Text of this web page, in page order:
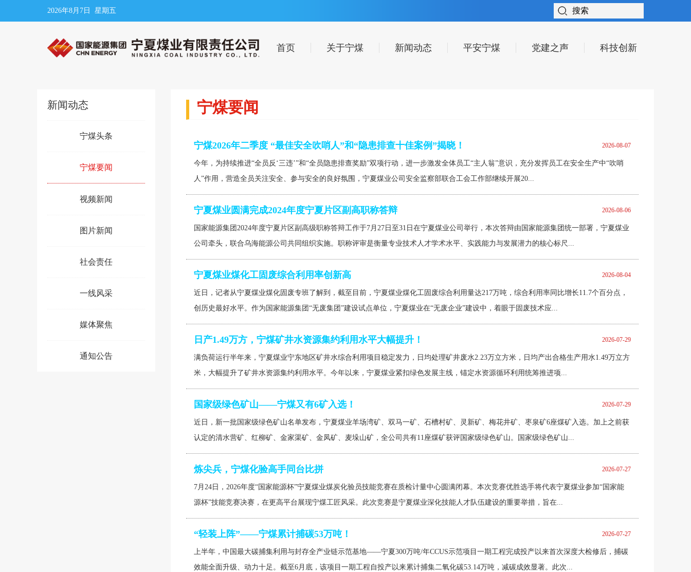
2026年8月7日 星期五
首页 关于宁煤 新闻动态 平安宁煤 党建之声 科技创新
新闻动态
宁煤头条
宁煤要闻
视频新闻
图片新闻
社会责任
一线风采
媒体聚焦
通知公告
宁煤要闻
宁煤2026年二季度 “最佳安全吹哨人”和“隐患排查十佳案例”揭晓！ 2026-08-07
今年，为持续推进“全员反‘三违’”和“全员隐患排查奖励”双项行动，进一步激发全体员工“主人翁”意识，充分发挥员工在安全生产中“吹哨
人”作用，营造全员关注安全、参与安全的良好氛围，宁夏煤业公司安全监察部联合工会工作部继续开展20...
宁夏煤业圆满完成2024年度宁夏片区副高职称答辩 2026-08-06
国家能源集团2024年度宁夏片区副高级职称答辩工作于7月27日至31日在宁夏煤业公司举行，本次答辩由国家能源集团统一部署，宁夏煤业
公司牵头，联合乌海能源公司共同组织实施。职称评审是衡量专业技术人才学术水平、实践能力与发展潜力的核心标尺...
宁夏煤业煤化工固废综合利用率创新高 2026-08-04
近日，记者从宁夏煤业煤化固废专班了解到，截至目前，宁夏煤业煤化工固废综合利用量达217万吨，综合利用率同比增长11.7个百分点，
创历史最好水平。作为国家能源集团“无废集团”建设试点单位，宁夏煤业在“无废企业”建设中，着眼于固废技术应...
日产1.49万方，宁煤矿井水资源集约利用水平大幅提升！ 2026-07-29
满负荷运行半年来，宁夏煤业宁东地区矿井水综合利用项目稳定发力，日均处理矿井废水2.23万立方米，日均产出合格生产用水1.49万立方
米，大幅提升了矿井水资源集约利用水平。今年以来，宁夏煤业紧扣绿色发展主线，锚定水资源循环利用统筹推进项...
国家级绿色矿山——宁煤又有6矿入选！ 2026-07-29
近日，新一批国家级绿色矿山名单发布，宁夏煤业羊场湾矿、双马一矿、石槽村矿、灵新矿、梅花井矿、枣泉矿6座煤矿入选。加上之前获
认定的清水营矿、红柳矿、金家渠矿、金凤矿、麦垛山矿，全公司共有11座煤矿获评国家级绿色矿山。国家级绿色矿山...
炼尖兵，宁煤化验高手同台比拼 2026-07-27
7月24日，2026年度“国家能源杯”宁夏煤业煤炭化验员技能竞赛在质检计量中心圆满闭幕。本次竞赛优胜选手将代表宁夏煤业参加“国家能
源杯”技能竞赛决赛，在更高平台展现宁煤工匠风采。此次竞赛是宁夏煤业深化技能人才队伍建设的重要举措，旨在...
“轻装上阵”——宁煤累计捕碳53万吨！ 2026-07-27
上半年，中国最大碳捕集利用与封存全产业链示范基地——宁夏300万吨/年CCUS示范项目一期工程完成投产以来首次深度大检修后，捕碳
效能全面升级、动力十足。截至6月底，该项目一期工程自投产以来累计捕集二氧化碳53.14万吨，减碳成效显著。此次...